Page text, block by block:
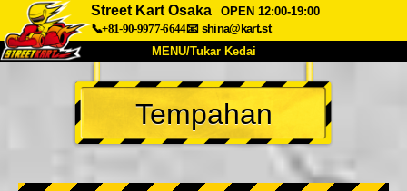
Street Kart Osaka
OPEN 12:00-19:00
📞+81-90-9977-6644📧 shina@kart.st
MENU/Tukar Kedai
UTAMA
Tentang Spesifikasi Harga
Syarikat Tempahan
Tempahan